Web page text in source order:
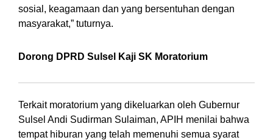
sosial, keagamaan dan yang bersentuhan dengan
masyarakat,” tuturnya.
Dorong DPRD Sulsel Kaji SK Moratorium
Terkait moratorium yang dikeluarkan oleh Gubernur
Sulsel Andi Sudirman Sulaiman, APIH menilai bahwa
tempat hiburan yang telah memenuhi semua syarat